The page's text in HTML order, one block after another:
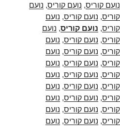
נועם קוריס, נועם קוריס, נועם
, נועם קוריס, נועם
, נועם קוריס, נועם
, נועם קוריס, נועם
, נועם קוריס, נועם
, נועם קוריס, נועם
, נועם קוריס, נועם
, נועם קוריס, נועם
, נועם קוריס, נועם
, נועם קוריס, נועם
, נועם קוריס, נועם